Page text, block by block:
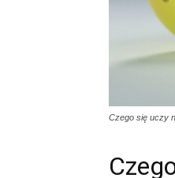
Czego się uczy